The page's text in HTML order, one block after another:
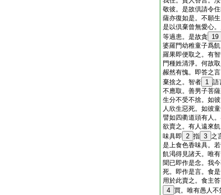
敬彼。是故倶請令
薩亦復如是。不願
是以倶棄曾無愛心
等過患。是故貪
19
婆羅門幼稚童子爲
羅果即便取之。有
門種姓清淨。何故
赧然有愧。即答之
棄捨之。智者 1 語
不應取。善男子菩
生分不受不捨。如
人欣生惡死。如彼
譬如四衢道頭有人
欲賣之。有人遠來
味具即 2 指 3 之
是上食色香味具。
飢渇得見諸天。唯
聞已即作是念。我
死。即作是言。食
用於此賣之。食主
4 買。唯有愚人